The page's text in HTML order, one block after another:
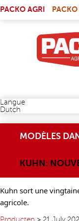
PACKO AGRI
Langue
Dutch
MODÈLES
KUHN:
Kuhn sort une
agricole.